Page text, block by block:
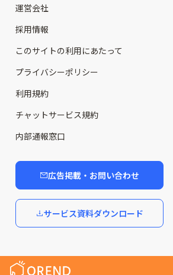
運営会社
採用情報
このサイトの利用にあたって
プライバシーポリシー
利用規約
チャットサービス規約
内部通報窓口
広告掲載・お問い合わせ
サービス資料ダウンロード